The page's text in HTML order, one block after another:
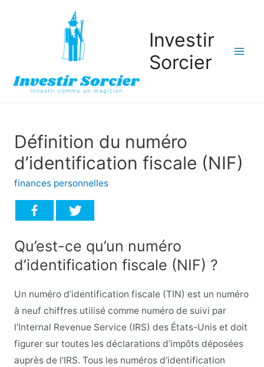
Investir
Sorcier
Définition du numéro
d’identification fiscale (NIF)
finances personnelles
Qu’est-ce qu’un numéro
d’identification fiscale (NIF) ?
Un numéro d’identification fiscale (TIN) est un numéro
à neuf chiffres utilisé comme numéro de suivi par
l’Internal Revenue Service (IRS) des États-Unis et doit
figurer sur toutes les déclarations d’impôts déposées
auprès de l’IRS. Tous les numéros d’identification